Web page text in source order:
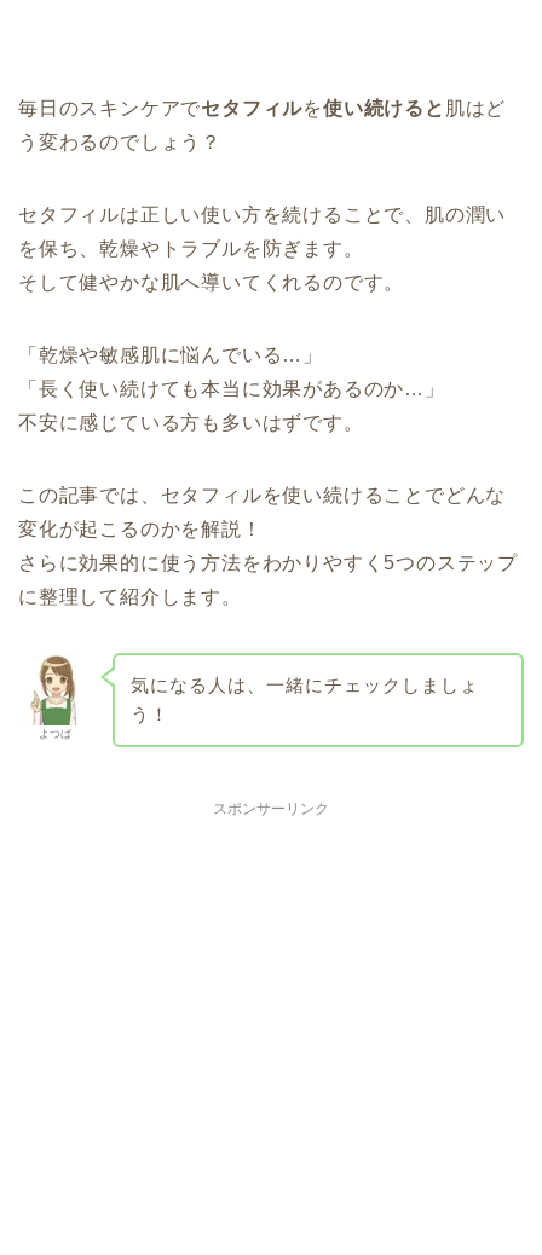
毎日のスキンケアでセタフィルを使い続けると 肌はど
う変わるのでしょう？
セタフィルは正しい使い方を続けることで、肌の潤い
を保ち、乾燥やトラブルを防ぎます。
そして健やかな肌へ導いてくれるのです。
「乾燥や敏感肌に悩んでいる…」
「長く使い続けても本当に効果があるのか…」
不安に感じている方も多いはずです。
この記事では、セタフィルを使い続けることでどんな
変化が起こるのかを解説！
さらに効果的に使う方法をわかりやすく5つのステップ
に整理して紹介します。
よつば
気になる人は、一緒にチェックしましょ
う！
スポンサーリンク